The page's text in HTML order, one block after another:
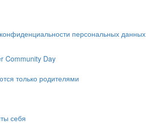
персональных данных
Community Day
только родителями
себя